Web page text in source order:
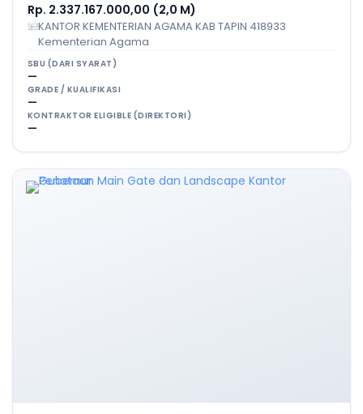
Rp. 2.337.167.000,00 (2,0 M)
KANTOR KEMENTERIAN AGAMA KAB TAPIN 418933
Kementerian Agama
SBU (DARI SYARAT)
—
GRADE / KUALIFIKASI
—
KONTRAKTOR ELIGIBLE (DIREKTORI)
—